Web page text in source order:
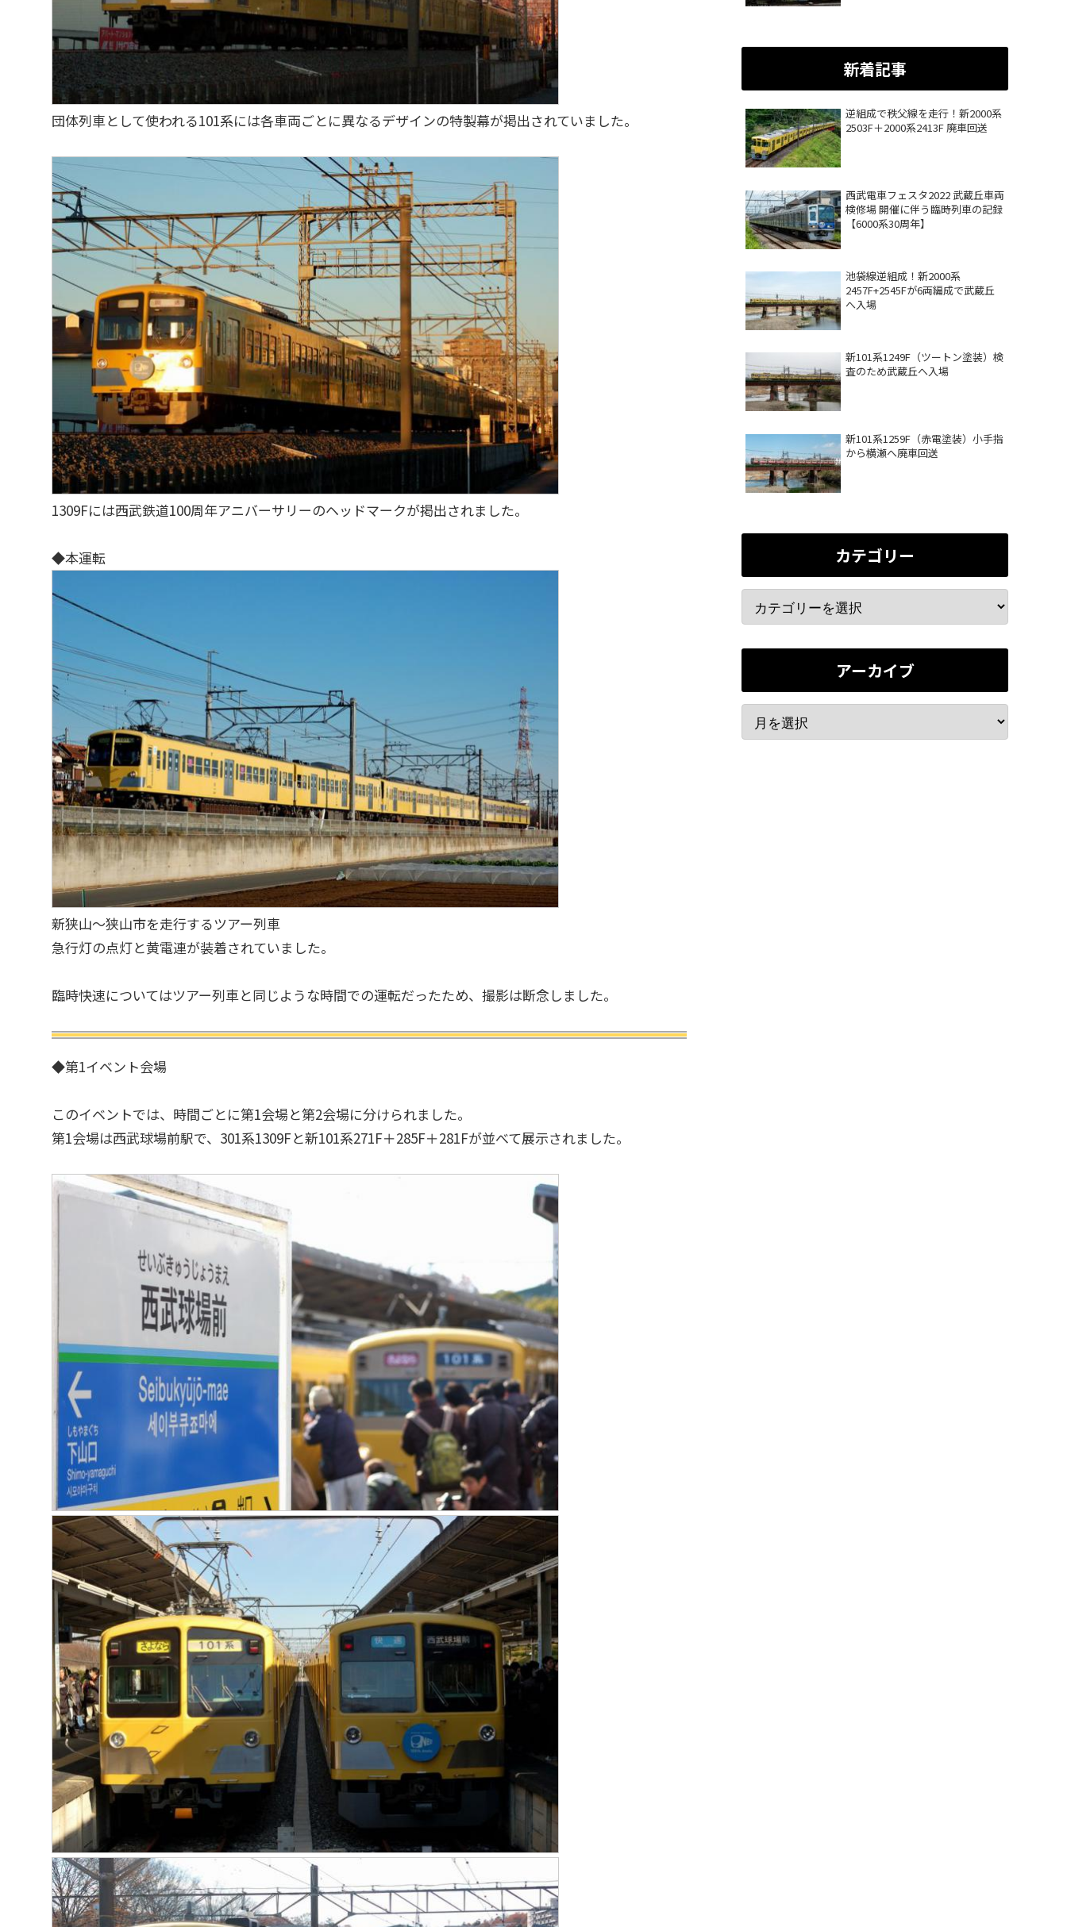
団体列車として使われる101系には各車両ごとに異なるデザインの特製幕が掲出されていました。
1309Fには西武鉄道100周年アニバーサリーのヘッドマークが掲出されました。
◆本運転
新狭山～狭山市を走行するツアー列車
急行灯の点灯と黄電連が装着されていました。
臨時快速についてはツアー列車と同じような時間での運転だったため、撮影は断念しました。
◆第1イベント会場
このイベントでは、時間ごとに第1会場と第2会場に分けられました。
第1会場は西武球場前駅で、301系1309Fと新101系271F＋285F＋281Fが並べて展示されました。
新着記事
逆組成で秩父線を走行！新2000系
2503F＋2000系2413F 廃車回送
西武電車フェスタ2022 武蔵丘車両
検修場 開催に伴う臨時列車の記録
【6000系30周年】
池袋線逆組成！新2000系
2457F+2545Fが6両編成で武蔵丘
へ入場
新101系1249F（ツートン塗装）検
査のため武蔵丘へ入場
新101系1259F（赤電塗装）小手指
から横瀬へ廃車回送
カテゴリー
アーカイブ